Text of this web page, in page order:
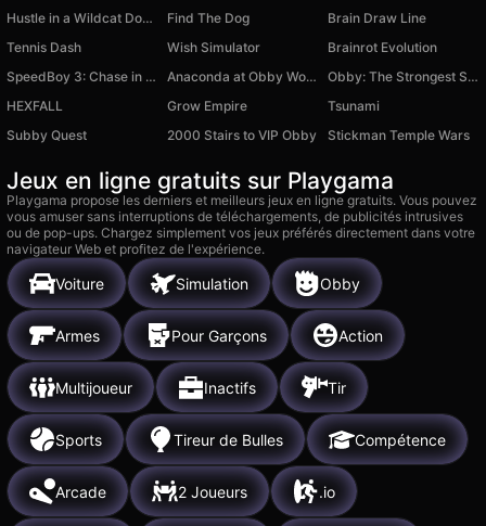
Hustle in a Wildcat Dodge Challenger Find The Dog
Brain Draw Line
Tennis Dash
Wish Simulator
Brainrot Evolution
SpeedBoy 3: Chase in Sochi
Anaconda at Obby World
Obby: The Strongest Swordsman
HEXFALL
Grow Empire
Tsunami
Subby Quest
2000 Stairs to VIP Obby Stickman Temple Wars
Jeux en ligne gratuits sur Playgama
Playgama propose les derniers et meilleurs jeux en ligne gratuits. Vous pouvez
vous amuser sans interruptions de téléchargements, de publicités intrusives
ou de pop-ups. Chargez simplement vos jeux préférés directement dans votre
navigateur Web et profitez de l'expérience.
Voiture Simulation Obby
Armes Pour Garçons Action
Multijoueur Inactifs Tir
Sports Tireur de Bulles Compétence
Arcade 2 Joueurs .io